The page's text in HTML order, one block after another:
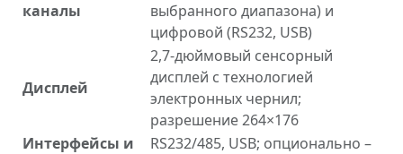
каналы
выбранного диапазона) и
цифровой (RS232, USB)
Дисплей
2,7-дюймовый сенсорный
дисплей с технологией
электронных чернил;
разрешение 264×176
Интерфейсы и
RS232/485, USB; опционально –